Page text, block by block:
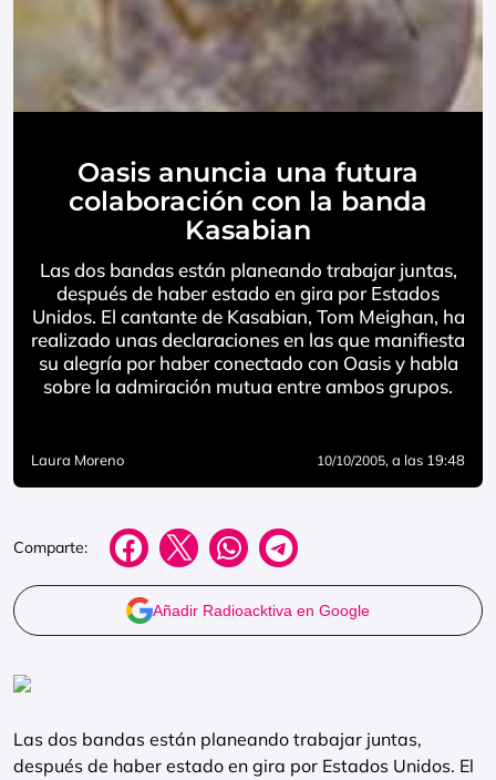
Oasis anuncia una futura
colaboración con la banda
Kasabian
Las dos bandas están planeando trabajar juntas,
después de haber estado en gira por Estados
Unidos. El cantante de Kasabian, Tom Meighan, ha
realizado unas declaraciones en las que manifiesta
su alegría por haber conectado con Oasis y habla
sobre la admiración mutua entre ambos grupos.
Laura Moreno 10/10/2005, a las 19:48
Comparte:
Añadir Radioacktiva en Google
Las dos bandas están planeando trabajar juntas,
después de haber estado en gira por Estados Unidos. El